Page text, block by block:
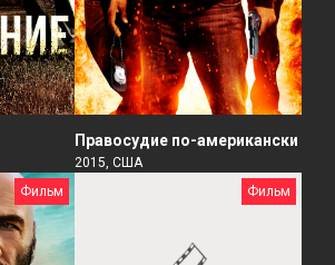
Правосудие по-американски
2015, США
Фильм
Фильм